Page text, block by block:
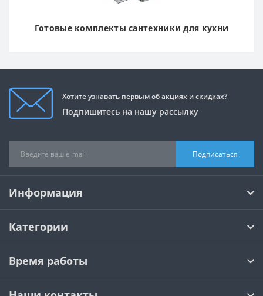
Готовые комплекты сантехники для кухни
Хотите узнавать первым об акциях и скидках?
Подпишитесь на нашу рассылку
Подписаться
Информация
Категории
Время работы